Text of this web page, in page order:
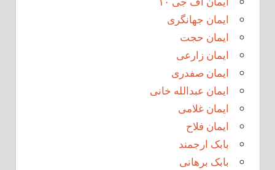
ایمان جهانگری
ایمان حجت
ایمان زارعی
ایمان صفدری
ایمان عبدالله خانی
ایمان غلامی
ایمان فلاح
بابک ارجمند
بابک برهانی